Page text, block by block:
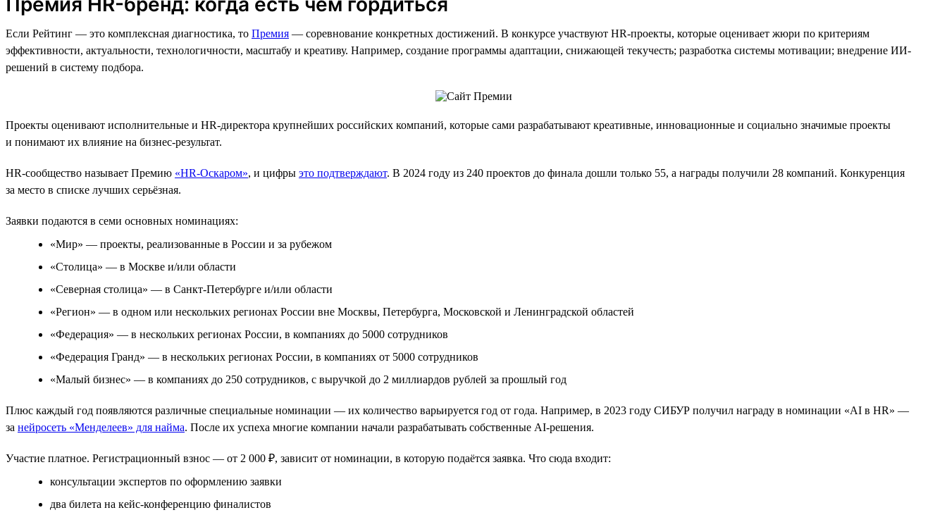
Если Рейтинг — это комплексная диагностика, то Премия — соревнование конкретных достижений. В конкурсе участвуют HR-проекты, которые оценивает жюри по критериям
эффективности, актуальности, технологичности, масштабу и креативу. Например, создание программы адаптации, снижающей текучесть; разработка системы мотивации; внедрение ИИ-
решений в систему подбора.
Проекты оценивают исполнительные и HR-директора крупнейших российских компаний, которые сами разрабатывают креативные, инновационные и социально значимые проекты
и понимают их влияние на бизнес-результат.
HR-сообщество называет Премию «HR-Оскаром», и цифры это подтверждают. В 2024 году из 240 проектов до финала дошли только 55, а награды получили 28 компаний. Конкуренция
за место в списке лучших серьёзная.
Заявки подаются в семи основных номинациях:
«Мир» — проекты, реализованные в России и за рубежом
«Столица» — в Москве и/или области
«Северная столица» — в Санкт-Петербурге и/или области
«Регион» — в одном или нескольких регионах России вне Москвы, Петербурга, Московской и Ленинградской областей
«Федерация» — в нескольких регионах России, в компаниях до 5000 сотрудников
«Федерация Гранд» — в нескольких регионах России, в компаниях от 5000 сотрудников
«Малый бизнес» — в компаниях до 250 сотрудников, с выручкой до 2 миллиардов рублей за прошлый год
Плюс каждый год появляются различные специальные номинации — их количество варьируется год от года. Например, в 2023 году СИБУР получил награду в номинации «AI в HR» —
за нейросеть «Менделеев» для найма. После их успеха многие компании начали разрабатывать собственные AI-решения.
Участие платное. Регистрационный взнос — от 2 000 ₽, зависит от номинации, в которую подаётся заявка. Что сюда входит:
консультации экспертов по оформлению заявки
два билета на кейс-конференцию финалистов